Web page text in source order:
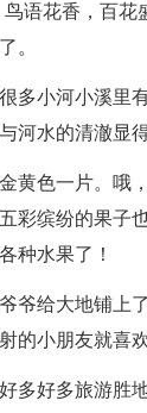
花香，百花
。
小河小溪里有
河水的清澈显
色一片。哦，
彩缤纷的果子
种水果了！
给大地铺上了
的小朋友就喜
好多旅游胜地